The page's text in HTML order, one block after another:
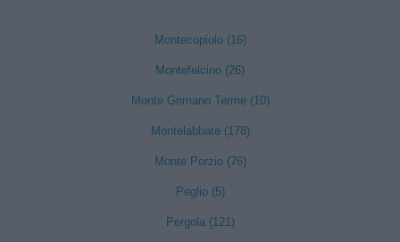
Montecopiolo (16)
Montefelcino (26)
Monte Grimano Terme (10)
Montelabbate (178)
Monte Porzio (76)
Peglio (5)
Pergola (121)